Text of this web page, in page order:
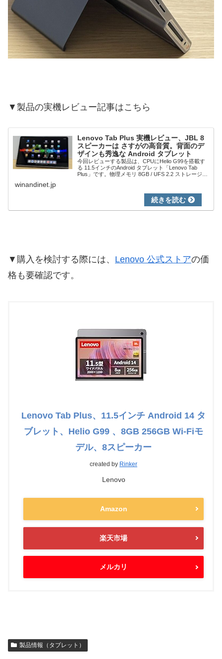
▼製品の実機レビュー記事はこちら
Lenovo Tab Plus 実機レビュー、JBL 8
スピーカーは さすがの高音質。背面のデ
ザインも秀逸な Android タブレット
今回レビューする製品は、CPUにHelio G99を搭載す
る 11.5インチのAndroid タブレット「Lenovo Tab
Plus」です。物理メモリ 8GB / UFS 2.2 ストレージ
winandinet.jp
▼購入を検討する際には、 Lenovo 公式ストアの価
格も要確認です。
Lenovo Tab Plus、11.5インチ Android 14 タ
ブレット、Helio G99 、8GB 256GB Wi-Fiモ
デル、8スピーカー
created by Rinker
Lenovo
Amazon
楽天市場
メルカリ
製品情報（タブレット）